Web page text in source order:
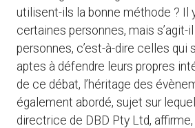
utilisent-ils la bonne méthode ? Il
certaines personnes, mais s’agit-
personnes, c’est-à-dire celles qui
aptes à défendre leurs propres
de ce débat, l’héritage des
également abordé, sujet sur
directrice de DBD Pty Ltd,